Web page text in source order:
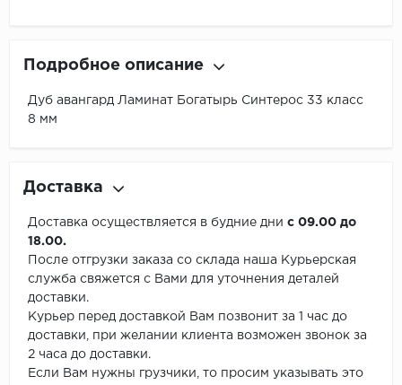
Подробное описание
Дуб авангард Ламинат Богатырь Синтерос 33 класс
8 мм
Доставка
Доставка осуществляется в будние дни с 09.00 до
18.00.
После отгрузки заказа со склада наша Курьерская
служба свяжется с Вами для уточнения деталей
доставки.
Курьер перед доставкой Вам позвонит за 1 час до
доставки, при желании клиента возможен звонок за
2 часа до доставки.
Если Вам нужны грузчики, то просим указывать это